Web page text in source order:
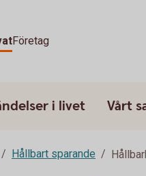
Företag
i livet Vårt
Hållbart sparande